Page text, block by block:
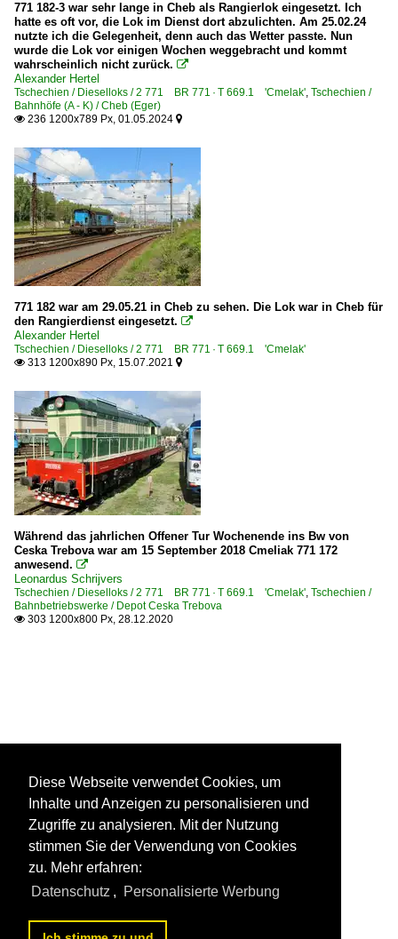
771 182-3 war sehr lange in Cheb als Rangierlok eingesetzt. Ich
hatte es oft vor, die Lok im Dienst dort abzulichten. Am 25.02.24
nutzte ich die Gelegenheit, denn auch das Wetter passte. Nun
wurde die Lok vor einigen Wochen weggebracht und kommt
wahrscheinlich nicht zurück. 
Alexander Hertel
Tschechien / Dieselloks / 2 771 BR 771 · T 669.1 'Cmelak', Tschechien /
Bahnhöfe (A - K) / Cheb (Eger)
 236 1200x789 Px, 01.05.2024 
771 182 war am 29.05.21 in Cheb zu sehen. Die Lok war in Cheb für
den Rangierdienst eingesetzt. 
Alexander Hertel
Tschechien / Dieselloks / 2 771 BR 771 · T 669.1 'Cmelak'
 313 1200x890 Px, 15.07.2021 
Während das jahrlichen Offener Tur Wochenende ins Bw von
Ceska Trebova war am 15 September 2018 Cmeliak 771 172
anwesend. 
Leonardus Schrijvers
Tschechien / Dieselloks / 2 771 BR 771 · T 669.1 'Cmelak', Tschechien /
Bahnbetriebswerke / Depot Ceska Trebova
 303 1200x800 Px, 28.12.2020
Diese Webseite verwendet Cookies, um
Inhalte und Anzeigen zu personalisieren und
Zugriffe zu analysieren. Mit der Nutzung
stimmen Sie der Verwendung von Cookies
zu. Mehr erfahren:
Datenschutz , Personalisierte Werbung